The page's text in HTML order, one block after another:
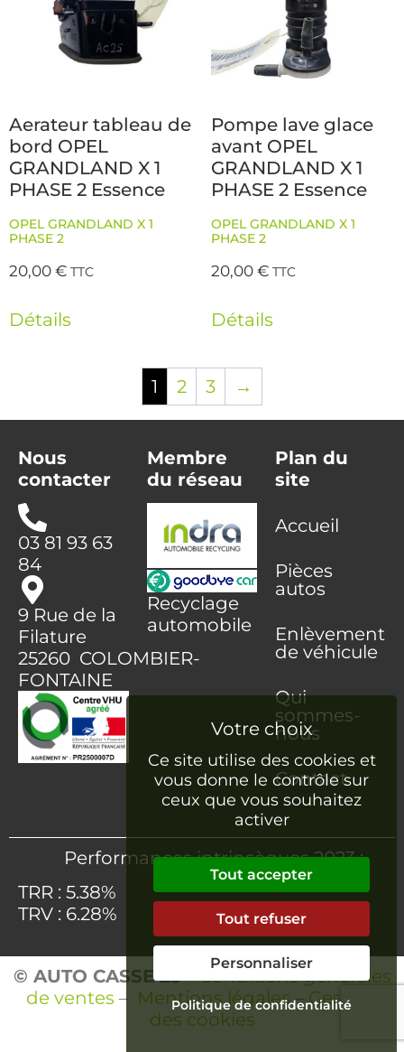
Aerateur tableau de
bord OPEL
GRANDLAND X 1
PHASE 2 Essence
OPEL GRANDLAND X 1
PHASE 2
20,00€ TTC
Détails
Pompe lave glace
avant OPEL
GRANDLAND X 1
PHASE 2 Essence
OPEL GRANDLAND X 1
PHASE 2
20,00€ TTC
Détails
1 2 3 →
Nous
contacter
03 81 93 63
84
9 Rue de la
Filature
25260 COLOMBIER-
FONTAINE
Membre
du réseau
Recyclage
automobile
Plan du
site
Accueil
Pièces
autos
Enlèvement
de véhicule
Qui
sommes-
nous
Contact
Performances intrinsèques 2023 :
TRR : 5.38%
TRV : 6.28%
© AUTO CASSE 25–Conditions générales
de ventes – Mentions légales–Gestion
des cookies
Ce site utilise des cookies et
vous donne le contrôle sur
ceux que vous souhaitez
activer
Tout accepter
Tout refuser
Personnaliser
Politique de confidentialité